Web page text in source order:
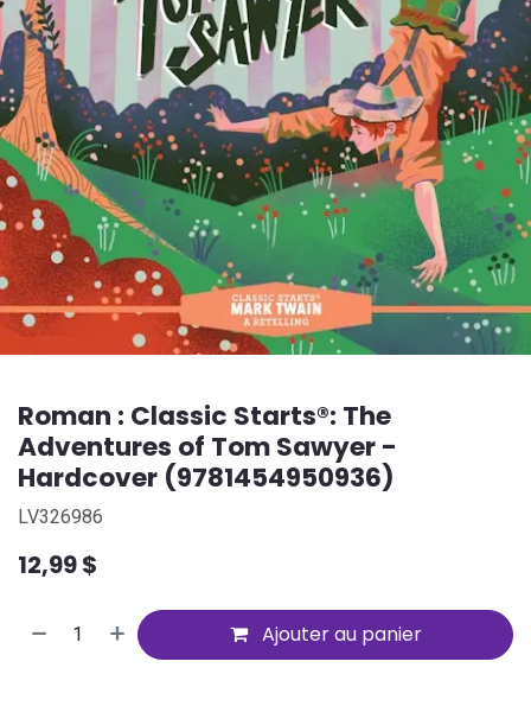
Roman : Classic Starts®: The
Adventures of Tom Sawyer -
Hardcover (9781454950936)
LV326986
12,99$
Ajouter au panier